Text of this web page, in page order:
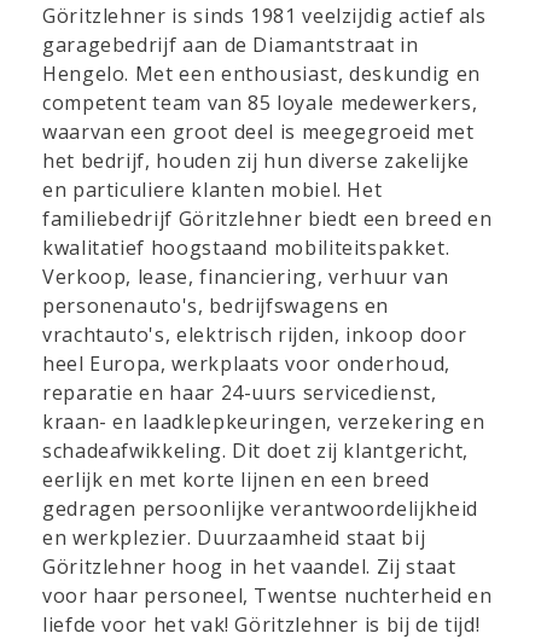
Göritzlehner is sinds 1981 veelzijdig actief als
garagebedrijf aan de Diamantstraat in
Hengelo. Met een enthousiast, deskundig en
competent team van 85 loyale medewerkers,
waarvan een groot deel is meegegroeid met
het bedrijf, houden zij hun diverse zakelijke
en particuliere klanten mobiel. Het
familiebedrijf Göritzlehner biedt een breed en
kwalitatief hoogstaand mobiliteitspakket.
Verkoop, lease, financiering, verhuur van
personenauto's, bedrijfswagens en
vrachtauto's, elektrisch rijden, inkoop door
heel Europa, werkplaats voor onderhoud,
reparatie en haar 24-uurs servicedienst,
kraan- en laadklepkeuringen, verzekering en
schadeafwikkeling. Dit doet zij klantgericht,
eerlijk en met korte lijnen en een breed
gedragen persoonlijke verantwoordelijkheid
en werkplezier. Duurzaamheid staat bij
Göritzlehner hoog in het vaandel. Zij staat
voor haar personeel, Twentse nuchterheid en
liefde voor het vak! Göritzlehner is bij de tijd!